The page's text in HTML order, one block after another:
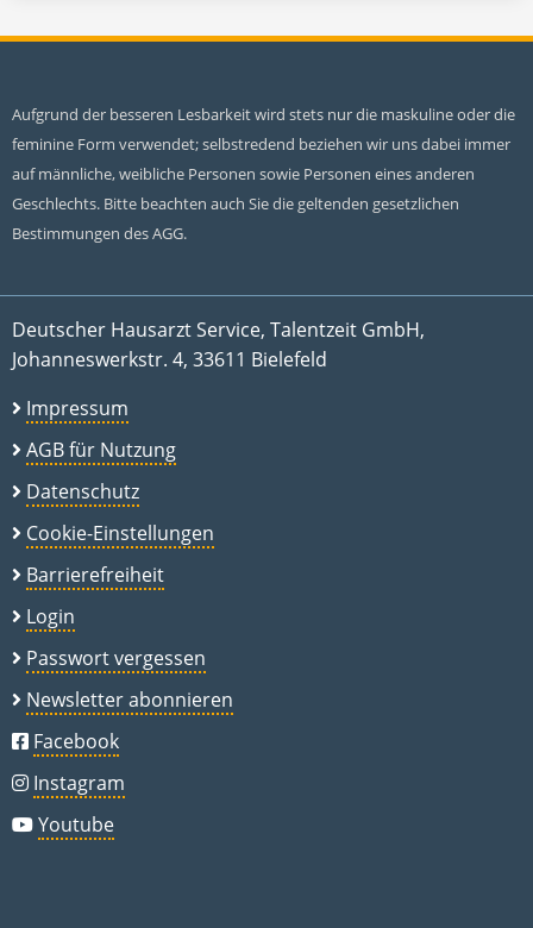
Aufgrund der besseren Lesbarkeit wird stets nur die maskuline oder die
feminine Form verwendet; selbstredend beziehen wir uns dabei immer
auf männliche, weibliche Personen sowie Personen eines anderen
Geschlechts. Bitte beachten auch Sie die geltenden gesetzlichen
Bestimmungen des AGG.
Deutscher Hausarzt Service, Talentzeit GmbH,
Johanneswerkstr. 4, 33611 Bielefeld
Impressum
AGB für Nutzung
Datenschutz
Cookie-Einstellungen
Barrierefreiheit
Login
Passwort vergessen
Newsletter abonnieren
Facebook
Instagram
Youtube